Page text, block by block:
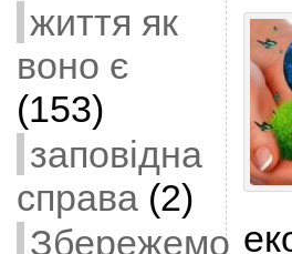
життя як
воно є
(153)
заповідна
справа(2)
Збережемо